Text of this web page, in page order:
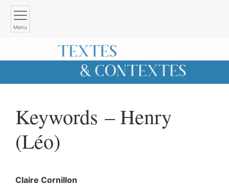
Menu
Keywords – Henry
(Léo)
Claire Cornillon